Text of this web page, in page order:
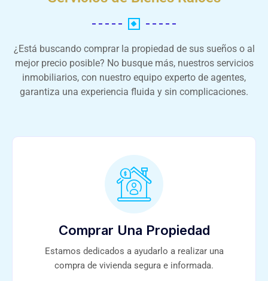
¿Está buscando comprar la propiedad de sus sueños o al
mejor precio posible? No busque más, nuestros servicios
inmobiliarios, con nuestro equipo experto de agentes,
garantiza una experiencia fluida y sin complicaciones.
Comprar Una Propiedad
Estamos dedicados a ayudarlo a realizar una
compra de vivienda segura e informada.